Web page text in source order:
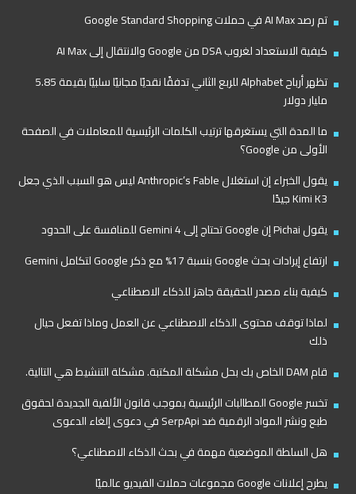
تم رصد AI Max في حملات Google Standard Shopping
كيفية الاستعداد لغروب DSA من Google والانتقال إلى AI Max
تظهر أرباح Alphabet للربع الثاني تدفقًا نقديًا مجانيًا سلبيًا بقيمة 5.85
مليار دولار
ما المدة التي يستغرقها ترتيب الكلمات الرئيسية للمعاملات في الصفحة
الأولى من Google؟
يقول الخبراء إن استغلال Anthropic’s Fable ليس هو السبب الذي جعل
Kimi K3 جيدًا
يقول Pichai إن Google تحتاج إلى Gemini 4 للمنافسة على الحدود
ارتفاع إيرادات بحث Google بنسبة 17% مع ذكر Google لتكامل Gemini
كيفية بناء مصدر للحقيقة جاهز للذكاء الاصطناعي
لماذا توقف محتوى الذكاء الاصطناعي عن العمل وماذا تفعل حيال
ذلك
قام DAM الخاص بك بحل مشكلة المكتبة. مشكلة التنشيط هي التالية.
تخسر Google المطالبات الرئيسية بموجب قانون الألفية الجديدة لحقوق
طبع ونشر المواد الرقمية ضد SerpApi في دعوى إلغاء الدعوى
هل السلطة الموضعية مهمة في بحث الذكاء الاصطناعي؟
يطرح إعلانات Google مجموعات حملات الفيديو عالميًا